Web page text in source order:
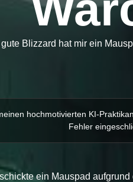
gute Blizzard hat mir ein
hochmotivierten KI-
Fehler
ein Mauspad